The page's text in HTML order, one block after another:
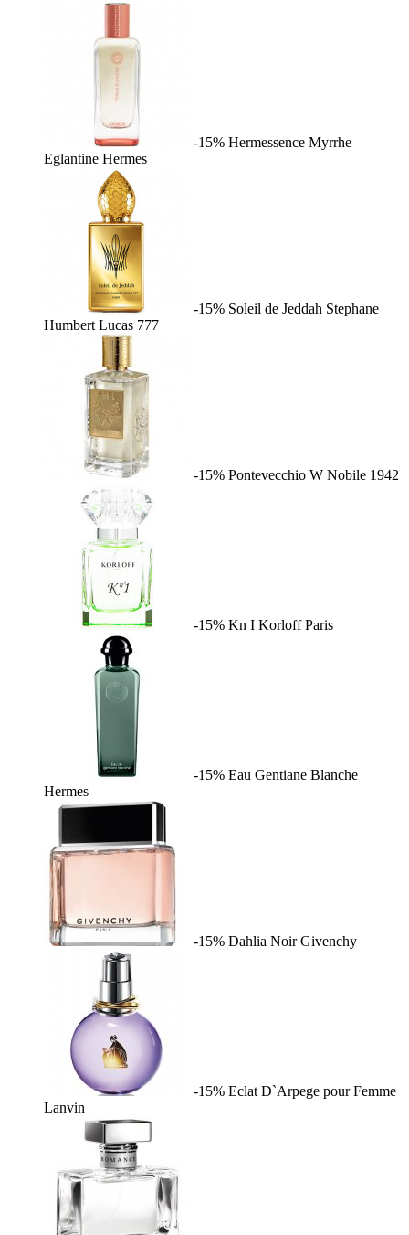
-15% Hermessence Myrrhe
Eglantine Hermes
-15% Soleil de Jeddah Stephane
Humbert Lucas 777
-15% Pontevecchio W Nobile 1942
-15% Kn I Korloff Paris
-15% Eau Gentiane Blanche
Hermes
-15% Dahlia Noir Givenchy
-15% Eclat D`Arpege pour Femme
Lanvin